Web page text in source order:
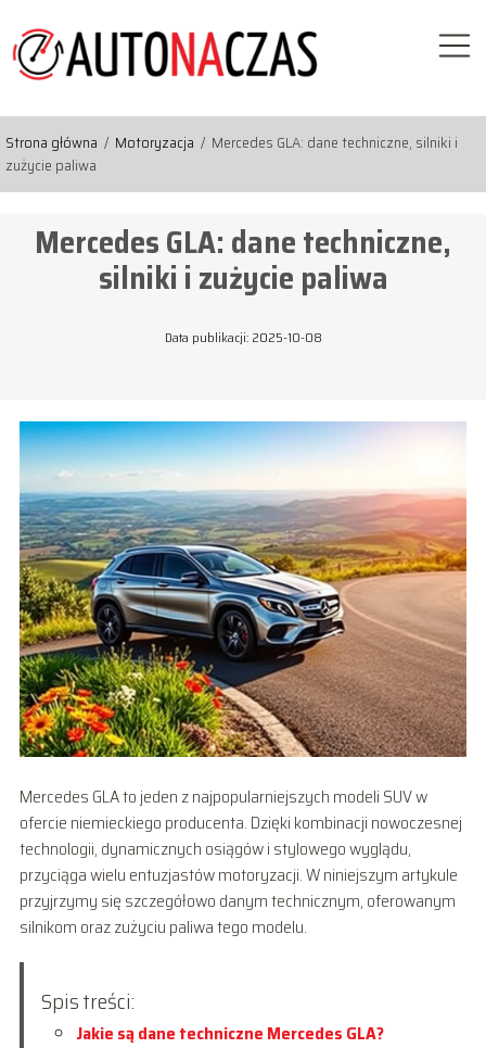
Strona główna / Motoryzacja / Mercedes GLA: dane techniczne, silniki i
zużycie paliwa
Mercedes GLA: dane techniczne,
silniki i zużycie paliwa
Data publikacji: 2025-10-08
Mercedes GLA to jeden z najpopularniejszych modeli SUV w
ofercie niemieckiego producenta. Dzięki kombinacji nowoczesnej
technologii, dynamicznych osiągów i stylowego wyglądu,
przyciąga wielu entuzjastów motoryzacji. W niniejszym artykule
przyjrzymy się szczegółowo danym technicznym, oferowanym
silnikom oraz zużyciu paliwa tego modelu.
Spis treści:
Jakie są dane techniczne Mercedes GLA?